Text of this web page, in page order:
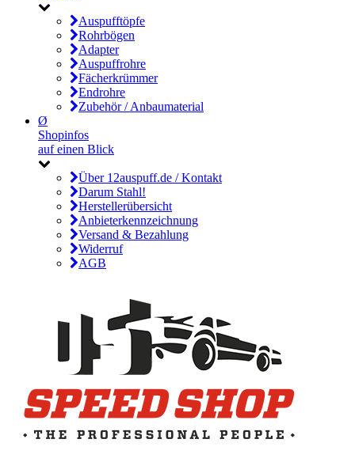
Auspufftöpfe
Rohrbögen
Adapter
Auspuffrohre
Fächerkrümmer
Endrohre
Zubehör / Anbaumaterial
Ø
Shopinfos
auf einen Blick
Über 12auspuff.de / Kontakt
Darum Stahl!
Herstellerübersicht
Anbieterkennzeichnung
Versand & Bezahlung
Widerruf
AGB